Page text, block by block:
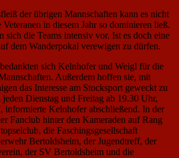
der übrigen Mannschaften kann es nicht
Veteranen in diesem Jahr so dominieren ließ.
sich die Teams intensiv vor. Ist es doch eine
dem Wanderpokal verewigen zu dürfen.
sich Kelnhofer und Weigl für die
Außerdem hoffen sie, mit
das Interesse am Stocksport geweckt zu
Dienstag und Freitag ab 19.30 Uhr,
informierte Kelnhofer abschließend. In der
Fanclub hinter den Kameraden auf Rang
die Faschingsgesellschaft
Bertoldsheim, der Jugendtreff, der
der SV Bertoldsheim und die